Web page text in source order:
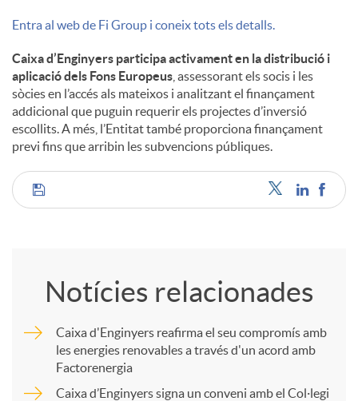
n
g
u
t
Entra al web de Fi Group i coneix tots els detalls.
Caixa d’Enginyers participa activament en la distribució i
aplicació dels Fons Europeus , assessorant els socis i les
sòcies en l’accés als mateixos i analitzant el finançament
addicional que puguin requerir els projectes d’inversió
escollits. A més, l’Entitat també proporciona finançament
previ fins que arribin les subvencions públiques.
C
Notícies relacionades
Caixa d'Enginyers reafirma el seu compromís amb
les energies renovables a través d'un acord amb
Factorenergia
Caixa d’Enginyers signa un conveni amb el Col·legi